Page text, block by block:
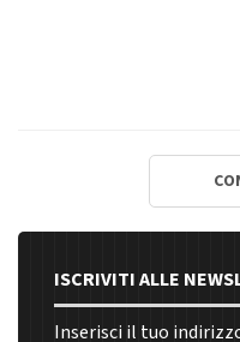
ISCRIVITI ALLE
Inserisci il tuo